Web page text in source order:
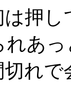
押
れあ
れ